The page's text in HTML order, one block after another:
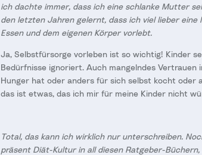
ich dachte immer, dass ich eine schlanke Mutter
den letzten Jahren gelernt, dass ich viel lieber
Essen und dem eigenen Körper vorlebt.
Ja, Selbstfürsorge vorleben ist so wichtig! Kinder
Bedürfnisse ignoriert. Auch mangelndes Vertrauen
Hunger hat oder anders für sich selbst kocht oder
das ist etwas, das ich mir für meine Kinder nicht
Total, das kann ich wirklich nur unterschreiben.
präsent Diät-Kultur in all diesen Ratgeber-